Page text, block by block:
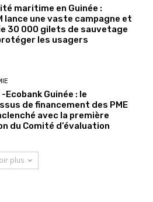
maritime en Guinée :
lance une vaste campagne et
30 000 gilets de sauvetage
les usagers
-Ecobank Guinée : le
de financement des PME
avec la première
du Comité d’évaluation
plus